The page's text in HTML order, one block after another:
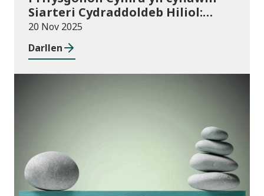
Siarteri Cydraddoldeb Hiliol:
Prifysgolion yn chwarae eu rhan
mewn Cymru wrth-hiliol
20 Nov 2025
Darllen
Cyhoeddiadau